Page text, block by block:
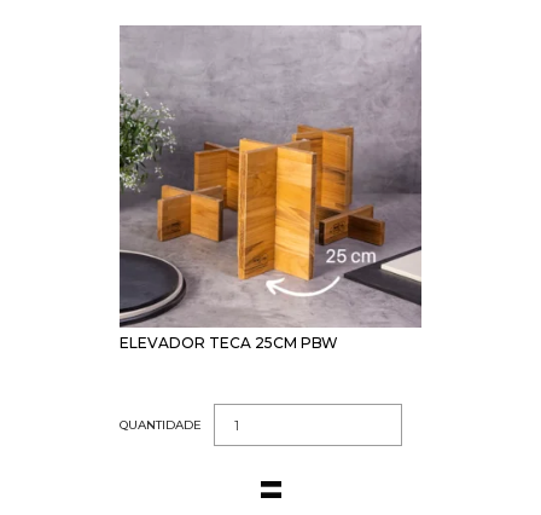
ELEVADOR TECA 25CM PBW
QUANTIDADE